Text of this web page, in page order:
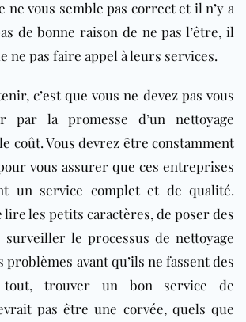
ne vous semble pas correct et il n’y a
de bonne raison de ne pas l’être, il
ne pas faire appel à leurs services.
c’est que vous ne devez pas vous
par la promesse d’un nettoyage
coût. Vous devrez être constamment
vous assurer que ces entreprises
un service complet et de qualité.
lire les petits caractères, de poser des
le processus de nettoyage
problèmes avant qu’ils ne fassent des
tout, trouver un bon service de
pas être une corvée, quels que